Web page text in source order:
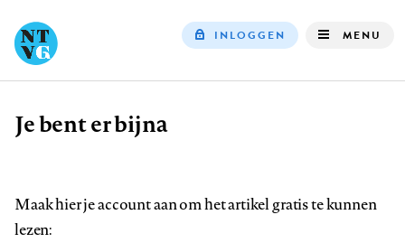
INLOGGEN MENU
Kruimelpad
Je bent er bijna
Maak hier je account aan om het artikel gratis te kunnen
lezen: